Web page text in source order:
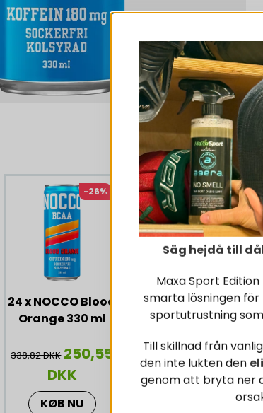
24 x NOCCO Blood
Orange 330 ml
-26%
338,82 DKK 250,55
DKK
KØB NU
24 x NOCCO
BCAA+ Äpple 330
-26%
338,82 DKK 250,55
DKK
Säg hejdå till
Maxa Sport
smarta lösningen
sportutrustning
Till skillnad från
den inte lukten den
genom att bryta ner